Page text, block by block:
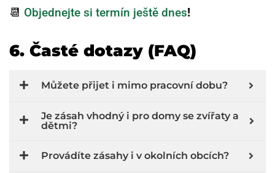
📆 Objednejte si termín ještě dnes!
6. Časté dotazy (FAQ)
Můžete přijet i mimo pracovní dobu?
Je zásah vhodný i pro domy se zvířaty a
dětmi?
Provádíte zásahy i v okolních obcích?